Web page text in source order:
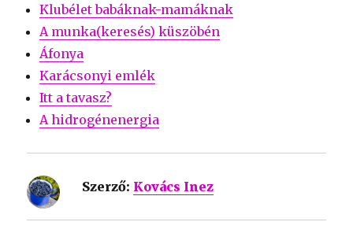
Klubélet babáknak-mamáknak
A munka(keresés) küszöbén
Áfonya
Karácsonyi emlék
Itt a tavasz?
A hidrogénenergia
Szerző: Kovács Inez